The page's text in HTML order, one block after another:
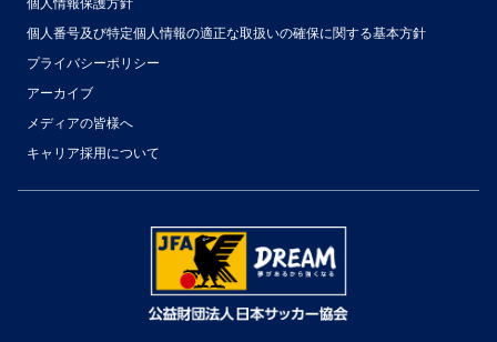
個人番号及び特定個人情報の適正な取扱いの確保に関する基本方針
プライバシーポリシー
アーカイブ
メディアの皆様へ
キャリア採用について